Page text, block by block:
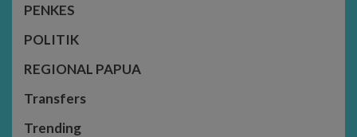
PENKES
POLITIK
REGIONAL PAPUA
Transfers
Trending